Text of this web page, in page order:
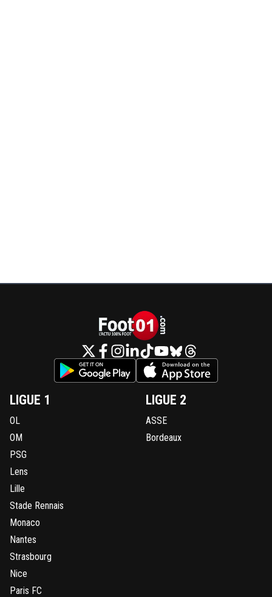
LIGUE 1
OL
OM
PSG
Lens
Lille
Stade Rennais
Monaco
Nantes
Strasbourg
Nice
Paris FC
LIGUE 2
ASSE
Bordeaux